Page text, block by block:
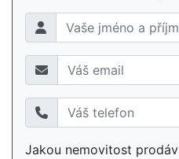
Jakou nemovitost